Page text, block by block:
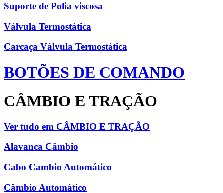
Suporte de Polia viscosa
Válvula Termostática
Carcaça Válvula Termostática
BOTÕES DE COMANDO
CÂMBIO E TRAÇÃO
Ver tudo em CÂMBIO E TRAÇÃO
Alavanca Câmbio
Cabo Cambio Automático
Câmbio Automático